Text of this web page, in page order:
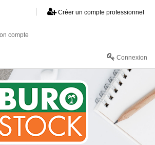
Créer un compte professionnel
compte
Connexion